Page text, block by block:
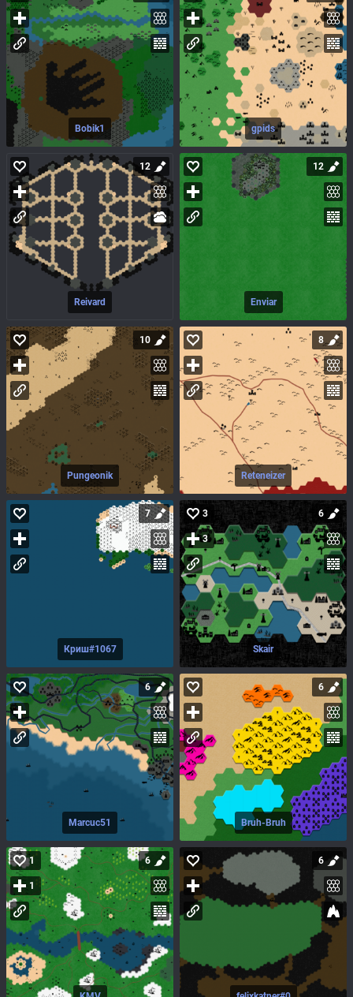
Bobik1 gpids
Reivard
12
Enviar
12
Pungeonik
10
Reteneizer
8
Криш#1067
7
Skair
3
3
6
Marcuc51
6
Bruh-Bruh
6
1
1
6 6